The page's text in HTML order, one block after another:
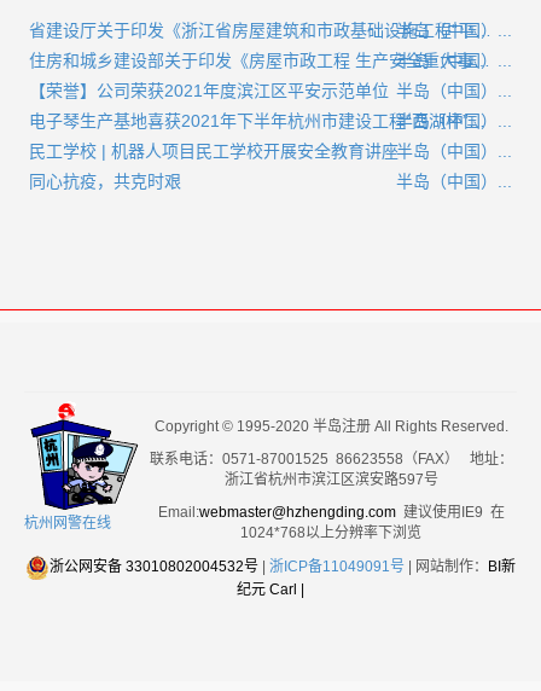
省建设厅关于印发《浙江省房屋建筑和市政基础设施工程“平安工地”建设指南》的通知
半岛（中国）...
住房和城乡建设部关于印发《房屋市政工程 生产安全重大事故隐患判定标准 （2022版）》的通知
半岛（中国）...
【荣誉】公司荣获2021年度滨江区平安示范单位 半岛（中国）...
电子琴生产基地喜获2021年下半年杭州市建设工程“西湖杯”（结构优质奖）
半岛（中国）...
民工学校 | 机器人项目民工学校开展安全教育讲座半岛（中国）...
同心抗疫，共克时艰
半岛（中国）...
杭州网警在线
Copyright © 1995-2020 半岛注册 All Rights Reserved.
联系电话：0571-87001525 86623558（FAX） 地址：
浙江省杭州市滨江区滨安路597号
Email:webmaster@hzhengding.com建议使用IE9 在
1024*768以上分辨率下浏览
浙公网安备 33010802004532号 浙ICP备11049091号 | 网站制作：
BI新
纪元 Carl